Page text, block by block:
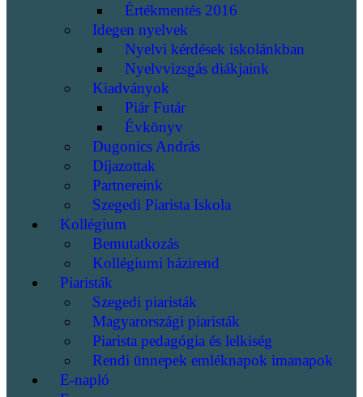
Értékmentés 2016
Idegen nyelvek
Nyelvi kérdések iskolánkban
Nyelvvizsgás diákjaink
Kiadványok
Piár Futár
Évkönyv
Dugonics András
Díjazottak
Partnereink
Szegedi Piarista Iskola
Kollégium
Bemutatkozás
Kollégiumi házirend
Piaristák
Szegedi piaristák
Magyarországi piaristák
Piarista pedagógia és lelkiség
Rendi ünnepek emléknapok imanapok
E-napló